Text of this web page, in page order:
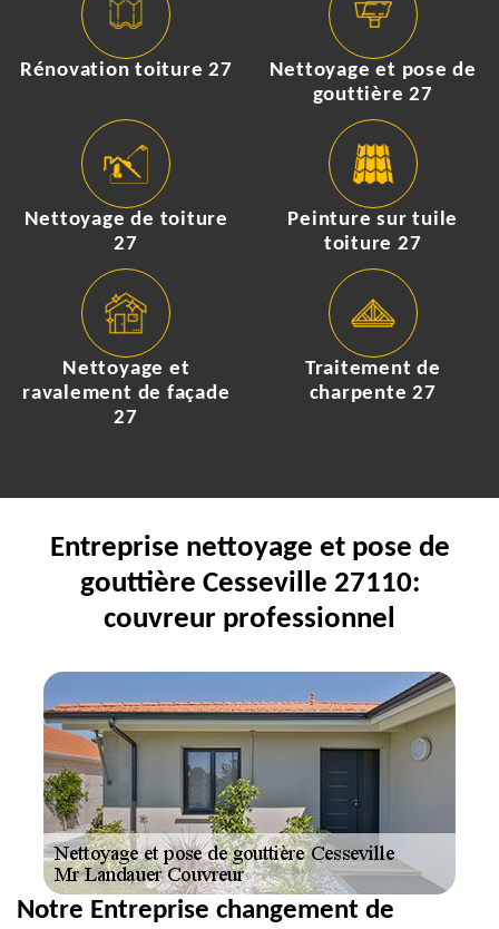
Rénovation toiture 27
Nettoyage et pose de
gouttière 27
Nettoyage de toiture
27
Peinture sur tuile
toiture 27
Nettoyage et
ravalement de façade
27
Traitement de
charpente 27
Entreprise nettoyage et pose de
gouttière Cesseville 27110:
couvreur professionnel
Notre Entreprise changement de